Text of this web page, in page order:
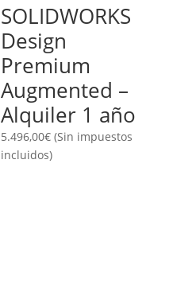
SOLIDWORKS
Design
Premium
Augmented –
Alquiler 1 año
5.496,00€ (Sin impuestos
incluidos)